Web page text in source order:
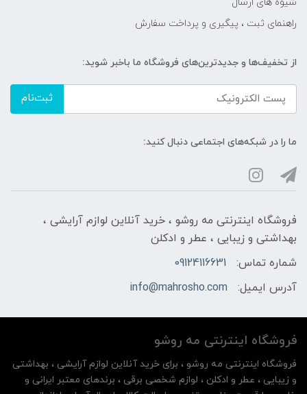
راهنمای ثبت ، پیگیری و پرداخت سفارش
از تخفیف‌ها و جدیدترین‌های فروشگاه ما باخبر شوید:
ثبت‌نام
ما را در شبکه‌های اجتماعی دنبال کنید:
فروشگاه اینترنتی مه‌ رو‌شو ، خرید آنلاین لوازم آرایشی ،
بهداشتی و زیبایی ، عطر و ادکلن
شماره تماس:
09124116631
آدرس ایمیل:
info@mahrosho.com
فروشگاه اینترنتی مه‌ رو‌شو
فروشگاه اینترنتی مه‌ رو‌شو ، برای خرید آنلاین لوازم آرایشی ، بهداشتی
و زیبایی ، عطر و ادکلن ، لوازم شخصی برقی ، برندهای معتبر ایرانی و